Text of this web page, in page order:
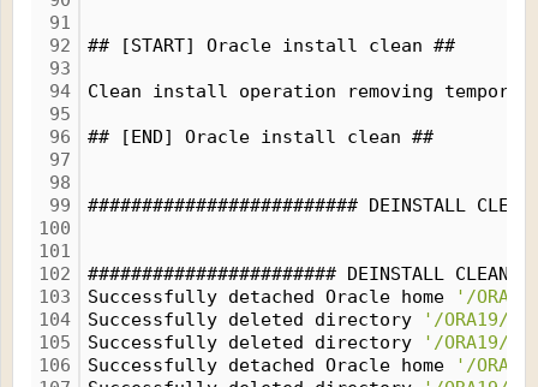
91
92
93
94
95
96
97
98
99
100
101
102
103
104
105
106
## [START] Oracle install clean ##
Clean install operation removing
## [END] Oracle install clean ##
######################### DEINSTALL
####################### DEINSTALL CLEAN
Successfully detached Oracle home
'/
Successfully deleted directory
'/ORA19/
Successfully deleted directory
'/ORA19/
Successfully detached Oracle home
'/